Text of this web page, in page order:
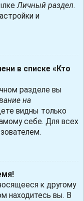
Личный раздел.
и
в списке «Кто
разделе вы
на
видны только
себе. Для всех
к другому
находитесь вы. В